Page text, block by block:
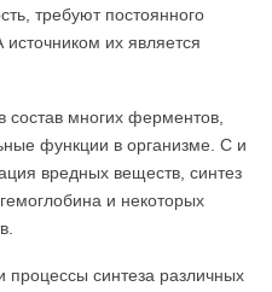
требуют постоянного
источником их является
состав многих ферментов,
функции в организме. С и
вредных веществ, синтез
и некоторых
синтеза различных